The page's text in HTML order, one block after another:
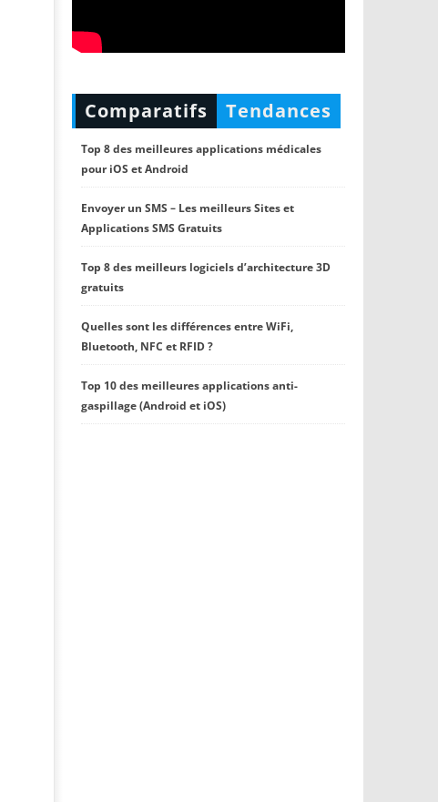
Comparatifs Tendances
Top 8 des meilleures applications médicales
pour iOS et Android
Envoyer un SMS – Les meilleurs Sites et
Applications SMS Gratuits
Top 8 des meilleurs logiciels d’architecture 3D
gratuits
Quelles sont les différences entre WiFi,
Bluetooth, NFC et RFID ?
Top 10 des meilleures applications anti-
gaspillage (Android et iOS)